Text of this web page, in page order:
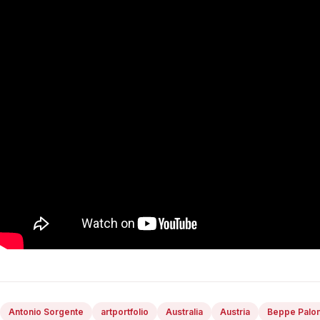
Antonio Sorgente artportfolio Australia Austria Beppe